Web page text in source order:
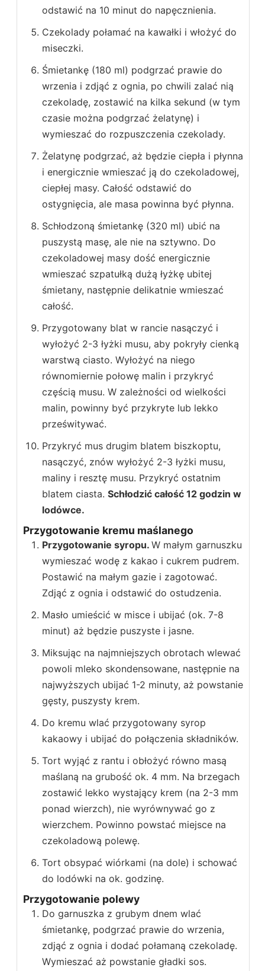
odstawić na 10 minut do napęcznienia.
Czekolady połamać na kawałki i włożyć do
miseczki.
Śmietankę (180 ml) podgrzać prawie do
wrzenia i zdjąć z ognia, po chwili zalać nią
czekoladę, zostawić na kilka sekund (w tym
czasie można podgrzać żelatynę) i
wymieszać do rozpuszczenia czekolady.
Żelatynę podgrzać, aż będzie ciepła i płynna
i energicznie wmieszać ją do czekoladowej,
ciepłej masy. Całość odstawić do
ostygnięcia, ale masa powinna być płynna.
Schłodzoną śmietankę (320 ml) ubić na
puszystą masę, ale nie na sztywno. Do
czekoladowej masy dość energicznie
wmieszać szpatułką dużą łyżkę ubitej
śmietany, następnie delikatnie wmieszać
całość.
Przygotowany blat w rancie nasączyć i
wyłożyć 2-3 łyżki musu, aby pokryły cienką
warstwą ciasto. Wyłożyć na niego
równomiernie połowę malin i przykryć
częścią musu. W zależności od wielkości
malin, powinny być przykryte lub lekko
prześwitywać.
Przykryć mus drugim blatem biszkoptu,
nasączyć, znów wyłożyć 2-3 łyżki musu,
maliny i resztę musu. Przykryć ostatnim
blatem ciasta. Schłodzić całość 12 godzin w
lodówce.
Przygotowanie kremu maślanego
Przygotowanie syropu. W małym garnuszku
wymieszać wodę z kakao i cukrem pudrem.
Postawić na małym gazie i zagotować.
Zdjąć z ognia i odstawić do ostudzenia.
Masło umieścić w misce i ubijać (ok. 7-8
minut) aż będzie puszyste i jasne.
Miksując na najmniejszych obrotach wlewać
powoli mleko skondensowane, następnie na
najwyższych ubijać 1-2 minuty, aż powstanie
gęsty, puszysty krem.
Do kremu wlać przygotowany syrop
kakaowy i ubijać do połączenia składników.
Tort wyjąć z rantu i obłożyć równo masą
maślaną na grubość ok. 4 mm. Na brzegach
zostawić lekko wystający krem (na 2-3 mm
ponad wierzch), nie wyrównywać go z
wierzchem. Powinno powstać miejsce na
czekoladową polewę.
Tort obsypać wiórkami (na dole) i schować
do lodówki na ok. godzinę.
Przygotowanie polewy
Do garnuszka z grubym dnem wlać
śmietankę, podgrzać prawie do wrzenia,
zdjąć z ognia i dodać połamaną czekoladę.
Wymieszać aż powstanie gładki sos.